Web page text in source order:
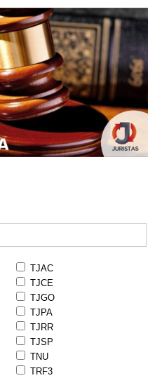
TJAC
TJCE
TJGO
TJPA
TJRR
TJSP
TNU
TRF3